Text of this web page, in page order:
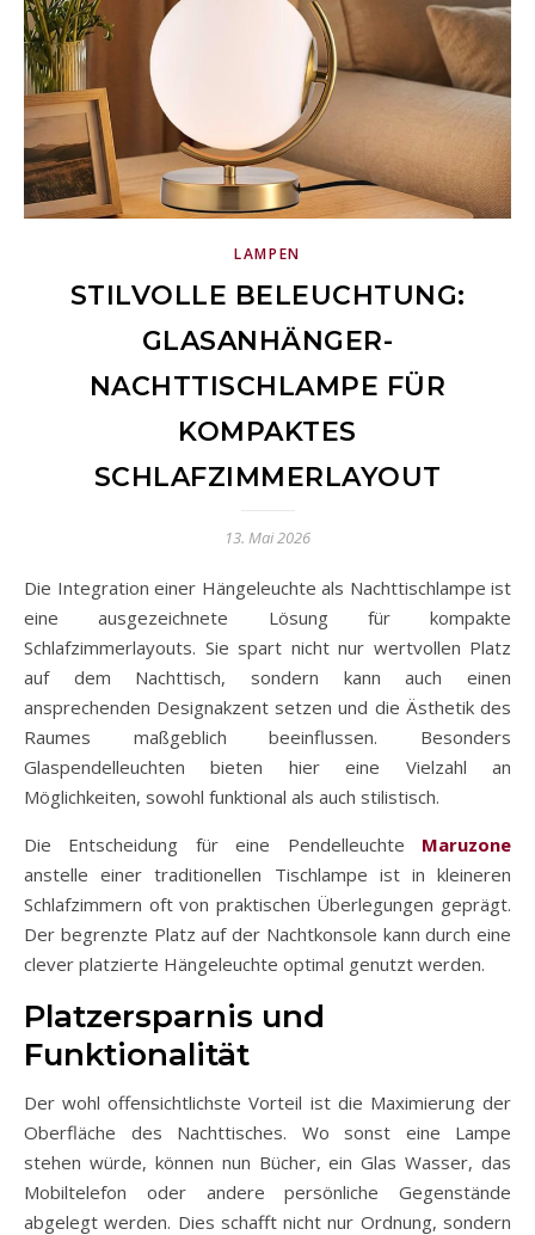
LAMPEN
STILVOLLE BELEUCHTUNG:
GLASANHÄNGER-
NACHTTISCHLAMPE FÜR
KOMPAKTES
SCHLAFZIMMERLAYOUT
13. Mai 2026
Die Integration einer Hängeleuchte als Nachttischlampe ist
eine ausgezeichnete Lösung für kompakte
Schlafzimmerlayouts. Sie spart nicht nur wertvollen Platz
auf dem Nachttisch, sondern kann auch einen
ansprechenden Designakzent setzen und die Ästhetik des
Raumes maßgeblich beeinflussen. Besonders
Glaspendelleuchten bieten hier eine Vielzahl an
Möglichkeiten, sowohl funktional als auch stilistisch.
Die Entscheidung für eine Pendelleuchte Maruzone
anstelle einer traditionellen Tischlampe ist in kleineren
Schlafzimmern oft von praktischen Überlegungen geprägt.
Der begrenzte Platz auf der Nachtkonsole kann durch eine
clever platzierte Hängeleuchte optimal genutzt werden.
Platzersparnis und
Funktionalität
Der wohl offensichtlichste Vorteil ist die Maximierung der
Oberfläche des Nachttisches. Wo sonst eine Lampe
stehen würde, können nun Bücher, ein Glas Wasser, das
Mobiltelefon oder andere persönliche Gegenstände
abgelegt werden. Dies schafft nicht nur Ordnung, sondern